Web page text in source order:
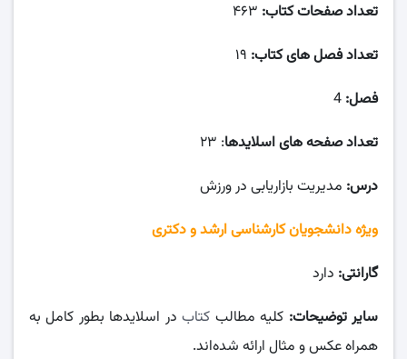
تعداد صفحات کتاب:
تعداد فصل های کتاب:
فصل:
تعداد صفحه های اسلایدها: ۲۳
درس: مدیریت بازاریابی در ورزش
ویژه دانشجویان کارشناسی ارشد و دکتری
گارانتی: دارد
سایر توضیحات: کلیه مطالب کتابدر اسلایدها بطور کامل به
همراه عکس و مثال ارائه شده‌اند.